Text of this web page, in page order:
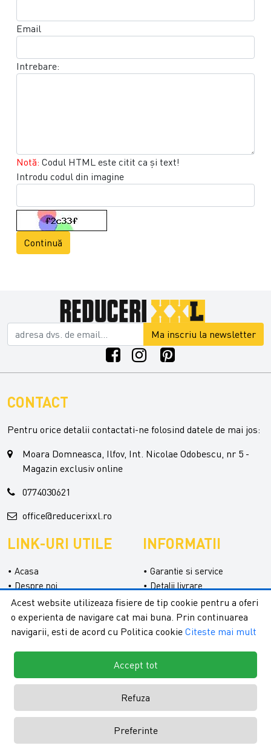
Email
Intrebare:
Notă: Codul HTML este citit ca şi text!
Introdu codul din imagine
Continuă
Ma inscriu la newsletter
CONTACT
Pentru orice detalii contactati-ne folosind datele de mai jos:
Moara Domneasca, Ilfov, Int. Nicolae Odobescu, nr 5 -
Magazin exclusiv online
0774030621
office@reducerixxl.ro
LINK-URI UTILE
Acasa
Despre noi
Categorii
Contact
Formular retur
INFORMATII
Garantie si service
Detalii livrare
Confidentialitate
Termeni si conditii
Copyright © 2026 - ReduceriXXL |
magazine online by ITeXclusiv.ro
Acest website utilizeaza fisiere de tip cookie pentru a oferi
o experienta de navigare cat mai buna. Prin continuarea
navigarii, esti de acord cu Politica cookie Citeste mai mult
Accept tot
Refuza
Preferinte